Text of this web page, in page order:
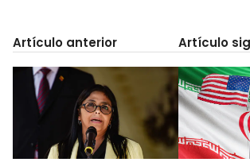
Artículo anterior Artículo